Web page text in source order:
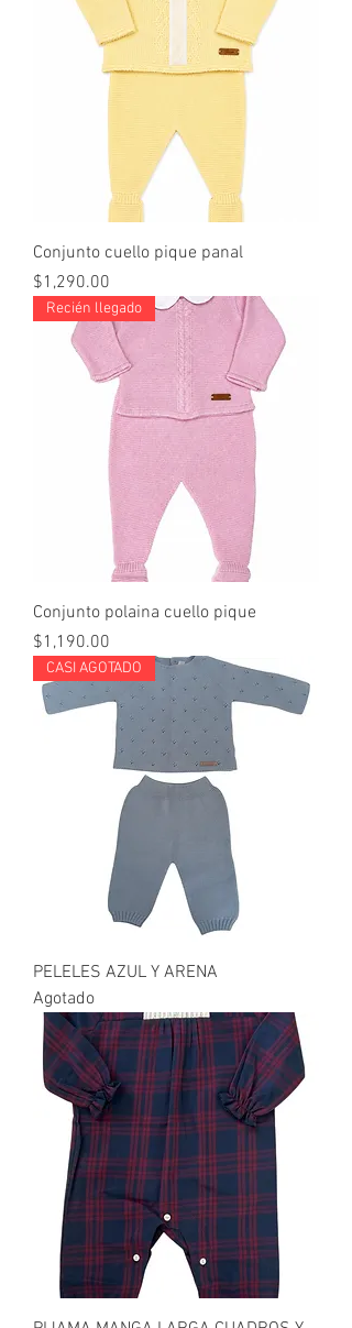
Conjunto cuello pique panal
Precio
$1,290.00
Recién llegado
Conjunto polaina cuello pique
Precio
$1,190.00
CASI AGOTADO
PELELES AZUL Y ARENA
Agotado